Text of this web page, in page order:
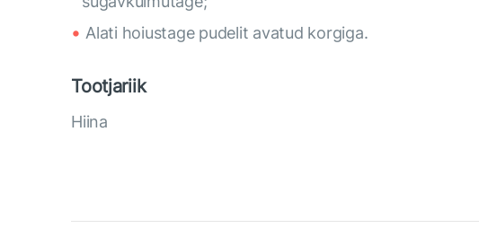
Alati hoiustage pudelit avatud korgiga.
Tootjariik
Hiina